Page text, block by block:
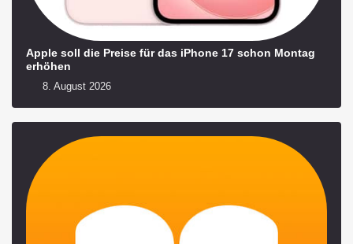
Apple soll die Preise für das iPhone 17 schon Montag
erhöhen
8. August 2026